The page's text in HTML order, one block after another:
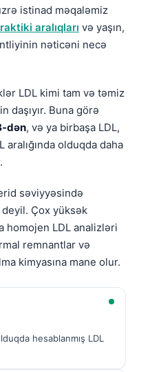
istinad məqaləmiz
aralıqları və yaşın,
nəticəni necə
LDL kimi tam və təmiz
daşıyır. Buna görə
dən, və ya birbaşa LDL,
olduqda daha
səviyyəsində
deyil. Çox yüksək
LDL analizləri
remnantlar və
kimyasına mane olur.
hesablanmış LDL